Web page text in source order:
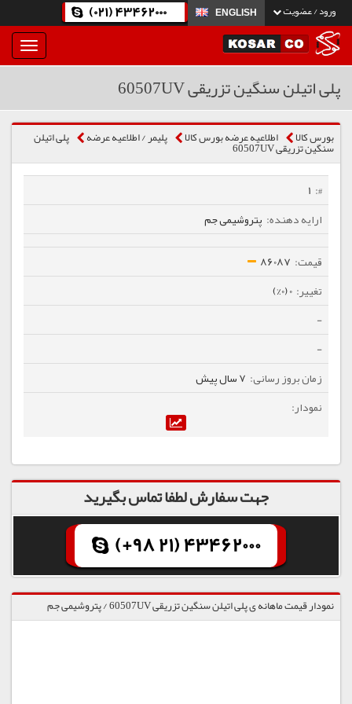
ورود / عضویت ENGLISH
(021) 43462000
بار
و
پلی اتیلن سنگین تزریقی 60507UV
بورس کالا اطلاعیه عرضه بورس کالا پلیمر / اطلاعیه عرضه پلی اتیلن
سنگین تزریقی 60507UV
1
پتروشیمی جم
86087
0 (0%)
-
-
7 سال پیش
جهت سفارش لطفا تماس بگیرید
(+98 21) 43462000
نمودار قیمت ماهانه ی پلی اتیلن سنگین تزریقی 60507UV / پتروشیمی جم